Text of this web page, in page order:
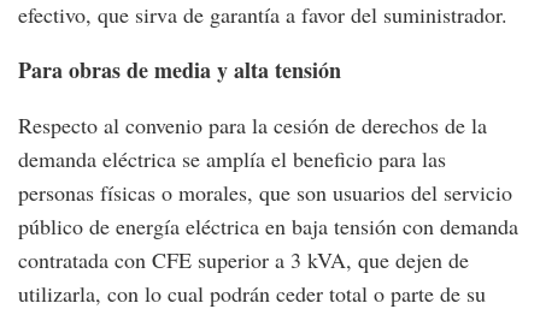
efectivo, que sirva de garantía a favor del suministrador.
Para obras de media y alta tensión
Respecto al convenio para la cesión de derechos de la
demanda eléctrica se amplía el beneficio para las
personas físicas o morales, que son usuarios del servicio
público de energía eléctrica en baja tensión con demanda
contratada con CFE superior a 3 kVA, que dejen de
utilizarla, con lo cual podrán ceder total o parte de su